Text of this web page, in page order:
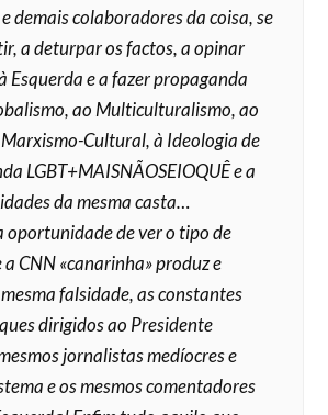
demais colaboradores da coisa, se
a deturpar os factos, a opinar
Esquerda e a fazer propaganda
ao Multiculturalismo, ao
Cultural, à Ideologia de
LGBT+MAISNÃOSEIOQUÊ e a
da mesma casta…
oportunidade de ver o tipo de
CNN «canarinha» produz e
falsidade, as constantes
dirigidos ao Presidente
jornalistas medíocres e
e os mesmos comentadores